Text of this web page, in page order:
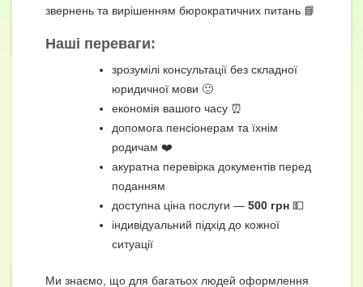
звернень та вирішенням бюрократичних питань 📘
Наші переваги:
зрозумілі консультації без складної
юридичної мови 🙂
економія вашого часу ⏰
допомога пенсіонерам та їхнім
родичам ❤️
акуратна перевірка документів перед
поданням
доступна ціна послуги — 500 грн 💵
індивідуальний підхід до кожної
ситуації
Ми знаємо, що для багатьох людей оформлення